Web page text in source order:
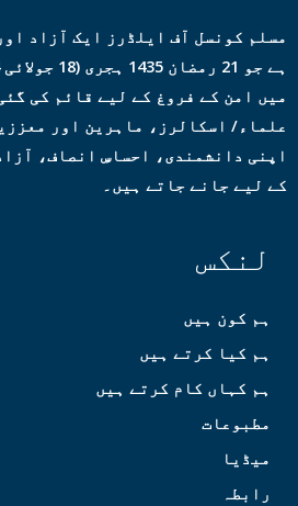
مسلم کونسل آف ایلڈرز ایک آزاد
میں امن کے فروغ کے لیے قائم کی
علماء/ اسکالرز، ماہرین اور
اپنی دانشمندی، احساسِ انصاف،
کے لیے جانے جاتے ہیں۔
لنکس
ہم کون ہیں
ہم کیا کرتے ہیں
ہم کہاں کام کرتے ہیں
مطبوعات
میڈیا
رابطہ